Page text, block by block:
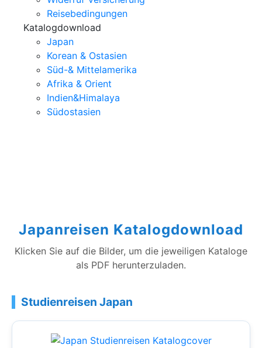
Reisebedingungen
Katalogdownload
Japan
Korean & Ostasien
Süd-& Mittelamerika
Afrika & Orient
Indien&Himalaya
Südostasien
Japanreisen Katalogdownload
Klicken Sie auf die Bilder, um die jeweiligen Kataloge
als PDF herunterzuladen.
Studienreisen Japan